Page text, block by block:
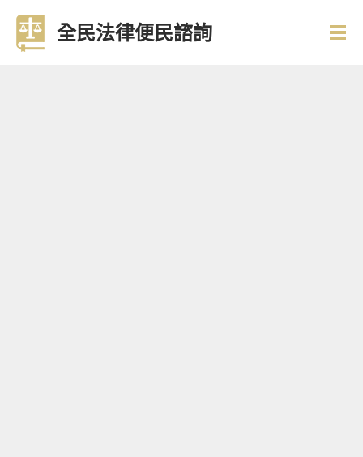
全民法律便民諮詢